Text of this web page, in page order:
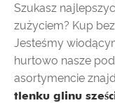
Szukasz
zużyciem? Kup
Jesteśmy
hurtowo nasze
asortymencie
tlenku glinu